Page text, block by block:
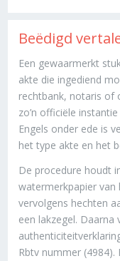
Beëdigd
Een gewaarmerkt
akte die ingediend
rechtbank, notaris of
zo’n officiële
Engels onder ede is
het type akte en het
De procedure houdt
watermerkpapier van
vervolgens hechten
een lakzegel. Daarna
Rbtv nummer